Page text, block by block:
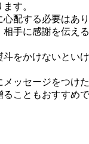
す。
配する必要はあり
手に感謝を伝え
をかけないとい
ッセージをつけ
こともおすすめで